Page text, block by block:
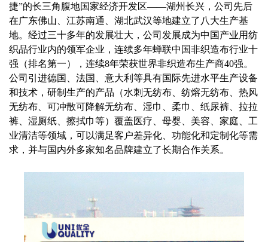
捷”的长三角腹地国家经济开发区——湖州长兴，公司先后
在广东佛山、江苏南通、湖北武汉等地建立了八大生产基
地。经过三十多年的发展壮大，公司发展成为中国产业用纺
织品行业内的领军企业，连续多年蝉联中国非织造布行业十
强（排名第一），连续8年荣获世界非织造布生产商40强。
公司引进德国、法国、意大利等具有国际先进水平生产设备
和技术，研制生产的产品（水刺无纺布、纺熔无纺布、热风
无纺布、可冲散可降解无纺布、湿巾、柔巾、纸尿裤、拉拉
裤、湿厕纸、擦拭巾等）覆盖医疗、母婴、美容、家庭、工
业清洁等领域，可以满足客户差异化、功能化和定制化等需
求，并与国内外多家知名品牌建立了长期合作关系。